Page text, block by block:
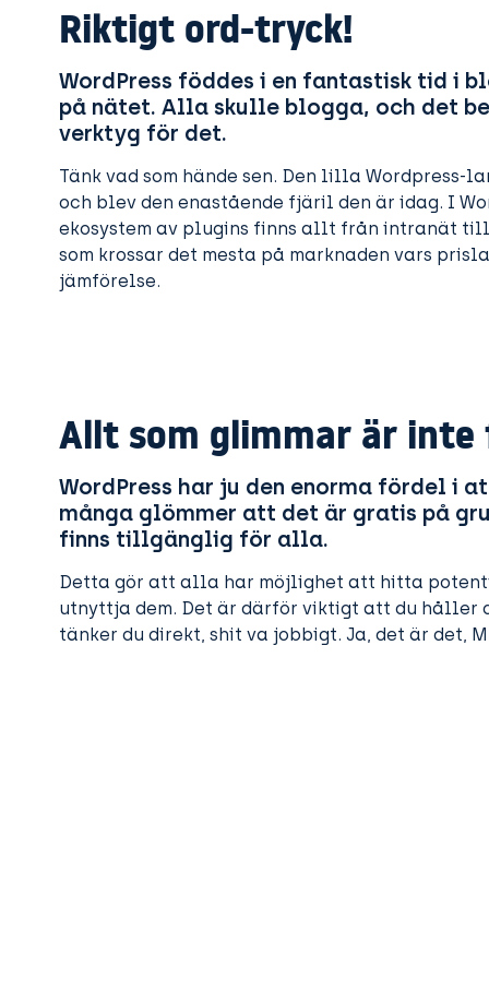
Riktigt ord-tryck!
WordPress föddes i en fantastisk tid i
på nätet. Alla skulle blogga, och det
verktyg för det.
Tänk vad som hände sen. Den lilla Wordpress-
och blev den enastående fjäril den är idag. I
ekosystem av plugins finns allt från intranät
som krossar det mesta på marknaden vars
jämförelse.
Allt som glimmar är
WordPress har ju den enorma fördel i
många glömmer att det är gratis på
finns tillgänglig för alla.
Detta gör att alla har möjlighet att hitta
utnyttja dem. Det är därför viktigt att du håller
tänker du direkt, shit va jobbigt. Ja, det är det,